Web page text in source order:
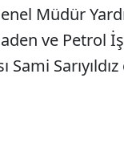
Müdür
ve Petrol
Sami